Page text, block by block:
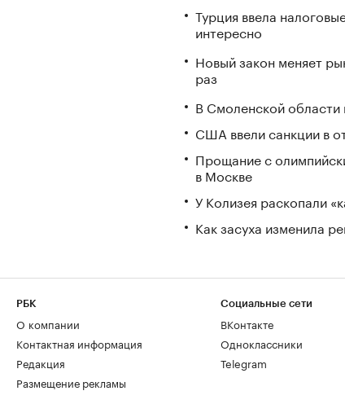
Турция ввела
интересно
Новый закон меняет
раз
В Смоленской
США ввели санкции в
Прощание с
в Москве
У Колизея раскопали
Как засуха изменила
РБК
О компании
Контактная информация
Редакция
Размещение рекламы
Социальные сети
ВКонтакте
Одноклассники
Telegram